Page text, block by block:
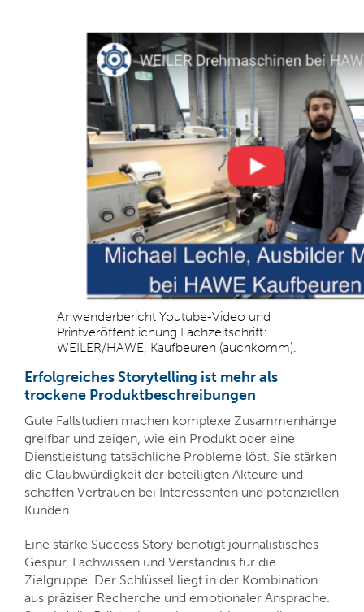
Anwenderbericht Youtube-Video und
Printveröffentlichung Fachzeitschrift:
WEILER/HAWE, Kaufbeuren (auchkomm).
Erfolgreiches Storytelling ist mehr als
trockene Produktbeschreibungen
Gute Fallstudien machen komplexe Zusammenhänge
greifbar und zeigen, wie ein Produkt oder eine
Dienstleistung tatsächliche Probleme löst. Sie stärken
die Glaubwürdigkeit der beteiligten Akteure und
schaffen Vertrauen bei Interessenten und potenziellen
Kunden.
Eine starke Success Story benötigt journalistisches
Gespür, Fachwissen und Verständnis für die
Zielgruppe. Der Schlüssel liegt in der Kombination
aus präziser Recherche und emotionaler Ansprache.